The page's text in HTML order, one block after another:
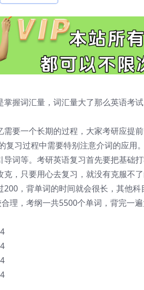
掌握词汇量，词汇量大了那么英语考
需要一个长期的过程，大家考研应提
复习过程中需要特别注意介词的应用
导词等。考研英语复习首先要把基础
克，只要用心去复习，就没有克服不
200，背单词的时间就会很长，其他
理，考纲一共5500个单词，背完一